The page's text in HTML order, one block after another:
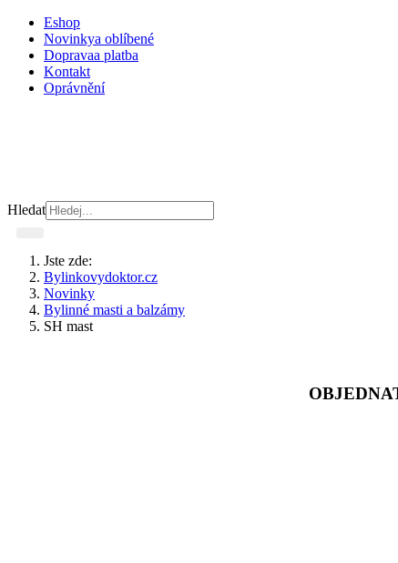
Eshop
Novinkya oblíbené
Dopravaa platba
Kontakt
Oprávnění
Hledat
Jste zde:
Bylinkovydoktor.cz
Novinky
Bylinné masti a balzámy
SH mast